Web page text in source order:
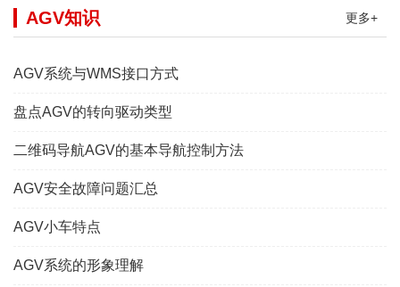
更多+
AGV知识
AGV系统与WMS接口方式
盘点AGV的转向驱动类型
二维码导航AGV的基本导航控制方法
AGV安全故障问题汇总
AGV小车特点
AGV系统的形象理解